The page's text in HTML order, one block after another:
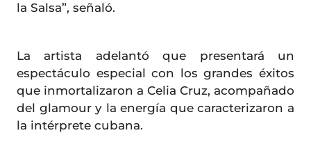
la Salsa”, señaló.
La artista adelantó que presentará un
espectáculo especial con los grandes éxitos
que inmortalizaron a Celia Cruz, acompañado
del glamour y la energía que caracterizaron a
la intérprete cubana.